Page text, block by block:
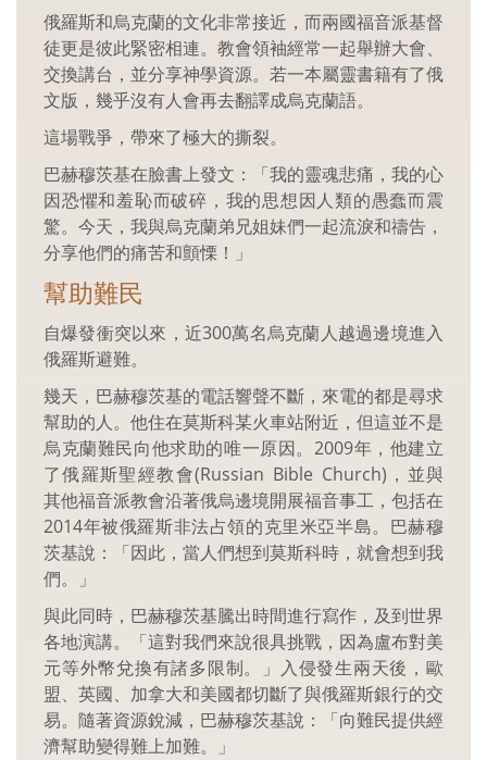
俄羅斯和烏克蘭的文化非常接近，而兩國福音派基督
徒更是彼此緊密相連。教會領袖經常一起舉辦大會、
交換講台，並分享神學資源。若一本屬靈書籍有了俄
文版，幾乎沒有人會再去翻譯成烏克蘭語。
這場戰爭，帶來了極大的撕裂。
巴赫穆茨基在臉書上發文：「我的靈魂悲痛，我的心
因恐懼和羞恥而破碎，我的思想因人類的愚蠢而震
驚。今天，我與烏克蘭弟兄姐妹們一起流淚和禱告，
分享他們的痛苦和顫慄！」
幫助難民
自爆發衝突以來，近300萬名烏克蘭人越過邊境進入
俄羅斯避難。
幾天，巴赫穆茨基的電話響聲不斷，來電的都是尋求
幫助的人。他住在莫斯科某火車站附近，但這並不是
烏克蘭難民向他求助的唯一原因。2009年，他建立
了俄羅斯聖經教會(Russian Bible Church)，並與
其他福音派教會沿著俄烏邊境開展福音事工，包括在
2014年被俄羅斯非法占領的克里米亞半島。巴赫穆
茨基說：「因此，當人們想到莫斯科時，就會想到我
們。」
與此同時，巴赫穆茨基騰出時間進行寫作，及到世界
各地演講。「這對我們來說很具挑戰，因為盧布對美
元等外幣兌換有諸多限制。」入侵發生兩天後，歐
盟、英國、加拿大和美國都切斷了與俄羅斯銀行的交
易。隨著資源銳減，巴赫穆茨基說：「向難民提供經
濟幫助變得難上加難。」